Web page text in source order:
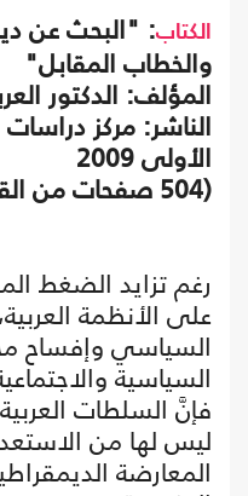
الكتاب: "البحث عن
والخطاب المقابل"
المؤلف: الدكتور
الناشر: مركز دراسات
الأولى 2009
(504 صفحات من القطع الكبير)
رغم تزايد الضغط
على الأنظمة
السياسي وإفساح
السياسية
فإنَّ السلطات
ليس لها من
المعارضة